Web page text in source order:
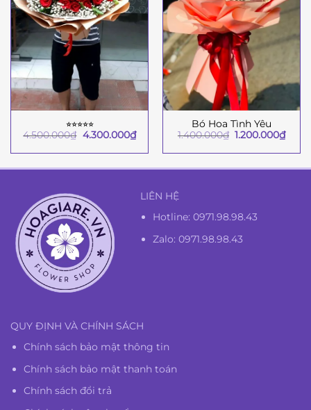
⭐︎⭐︎⭐︎⭐︎⭐︎
4.500.000₫ Giá
là:
4.300.000₫Giá
hiện
tại
4.300.000₫.
Bó Hoa Tình Yêu
1.400.000₫ Giá
là:
1.200.000₫Giá
hiện
tại
LIÊN HỆ
Hotline:0971.98.98.43
Zalo: 0971.98.98.43
QUY ĐỊNH VÀ CHÍNH SÁCH
Chính sách bảo mật thông tin
Chính sách bảo mật thanh toán
Chính sách đổi trả